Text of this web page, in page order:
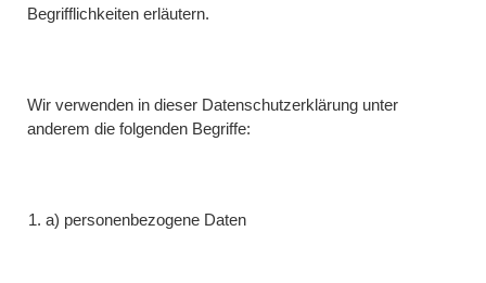
Begrifflichkeiten erläutern.
Wir verwenden in dieser Datenschutzerklärung unter
anderem die folgenden Begriffe:
a) personenbezogene Daten